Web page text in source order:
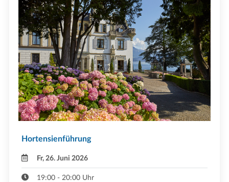
Hortensienführung
Fr, 26. Juni 2026
19:00 - 20:00 Uhr